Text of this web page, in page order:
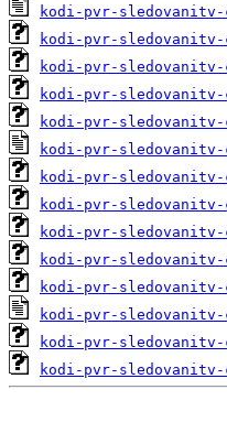
kodi-pvr-sledovanitv-
kodi-pvr-sledovanitv-
kodi-pvr-sledovanitv-
kodi-pvr-
kodi-pvr-
kodi-pvr-sledovanitv-
kodi-pvr-sledovanitv-
kodi-pvr-sledovanitv-
kodi-pvr-sledovanitv-
kodi-pvr-
kodi-pvr-
kodi-pvr-sledovanitv-
kodi-pvr-sledovanitv-
kodi-pvr-